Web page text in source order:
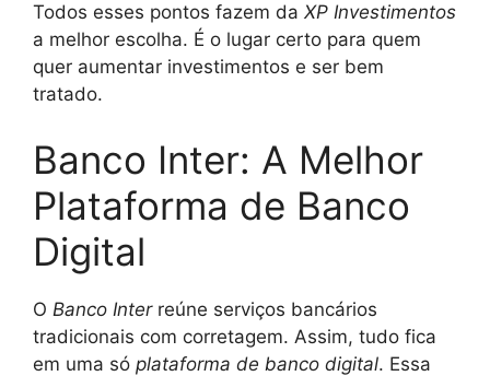
Todos esses pontos fazem da XP Investimentos
a melhor escolha. É o lugar certo para quem
quer aumentar investimentos e ser bem
tratado.
Banco Inter: A Melhor
Plataforma de Banco
Digital
O Banco Interreúne serviços bancários
tradicionais com corretagem. Assim, tudo fica
em uma só plataforma de banco digital. Essa